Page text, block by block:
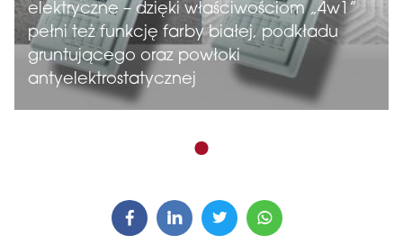
elektryczne – dzięki właściwościom „4w1”
pełni też funkcję farby białej, podkładu
gruntującego oraz powłoki
antyelektrostatycznej